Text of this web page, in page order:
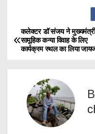
i
n
g
Pकलेक्टर डॉ संजय ने मुख्यमंत्री
सामूहिक कन्या विवाह के लिए
कार्यक्रम स्थल का लिया